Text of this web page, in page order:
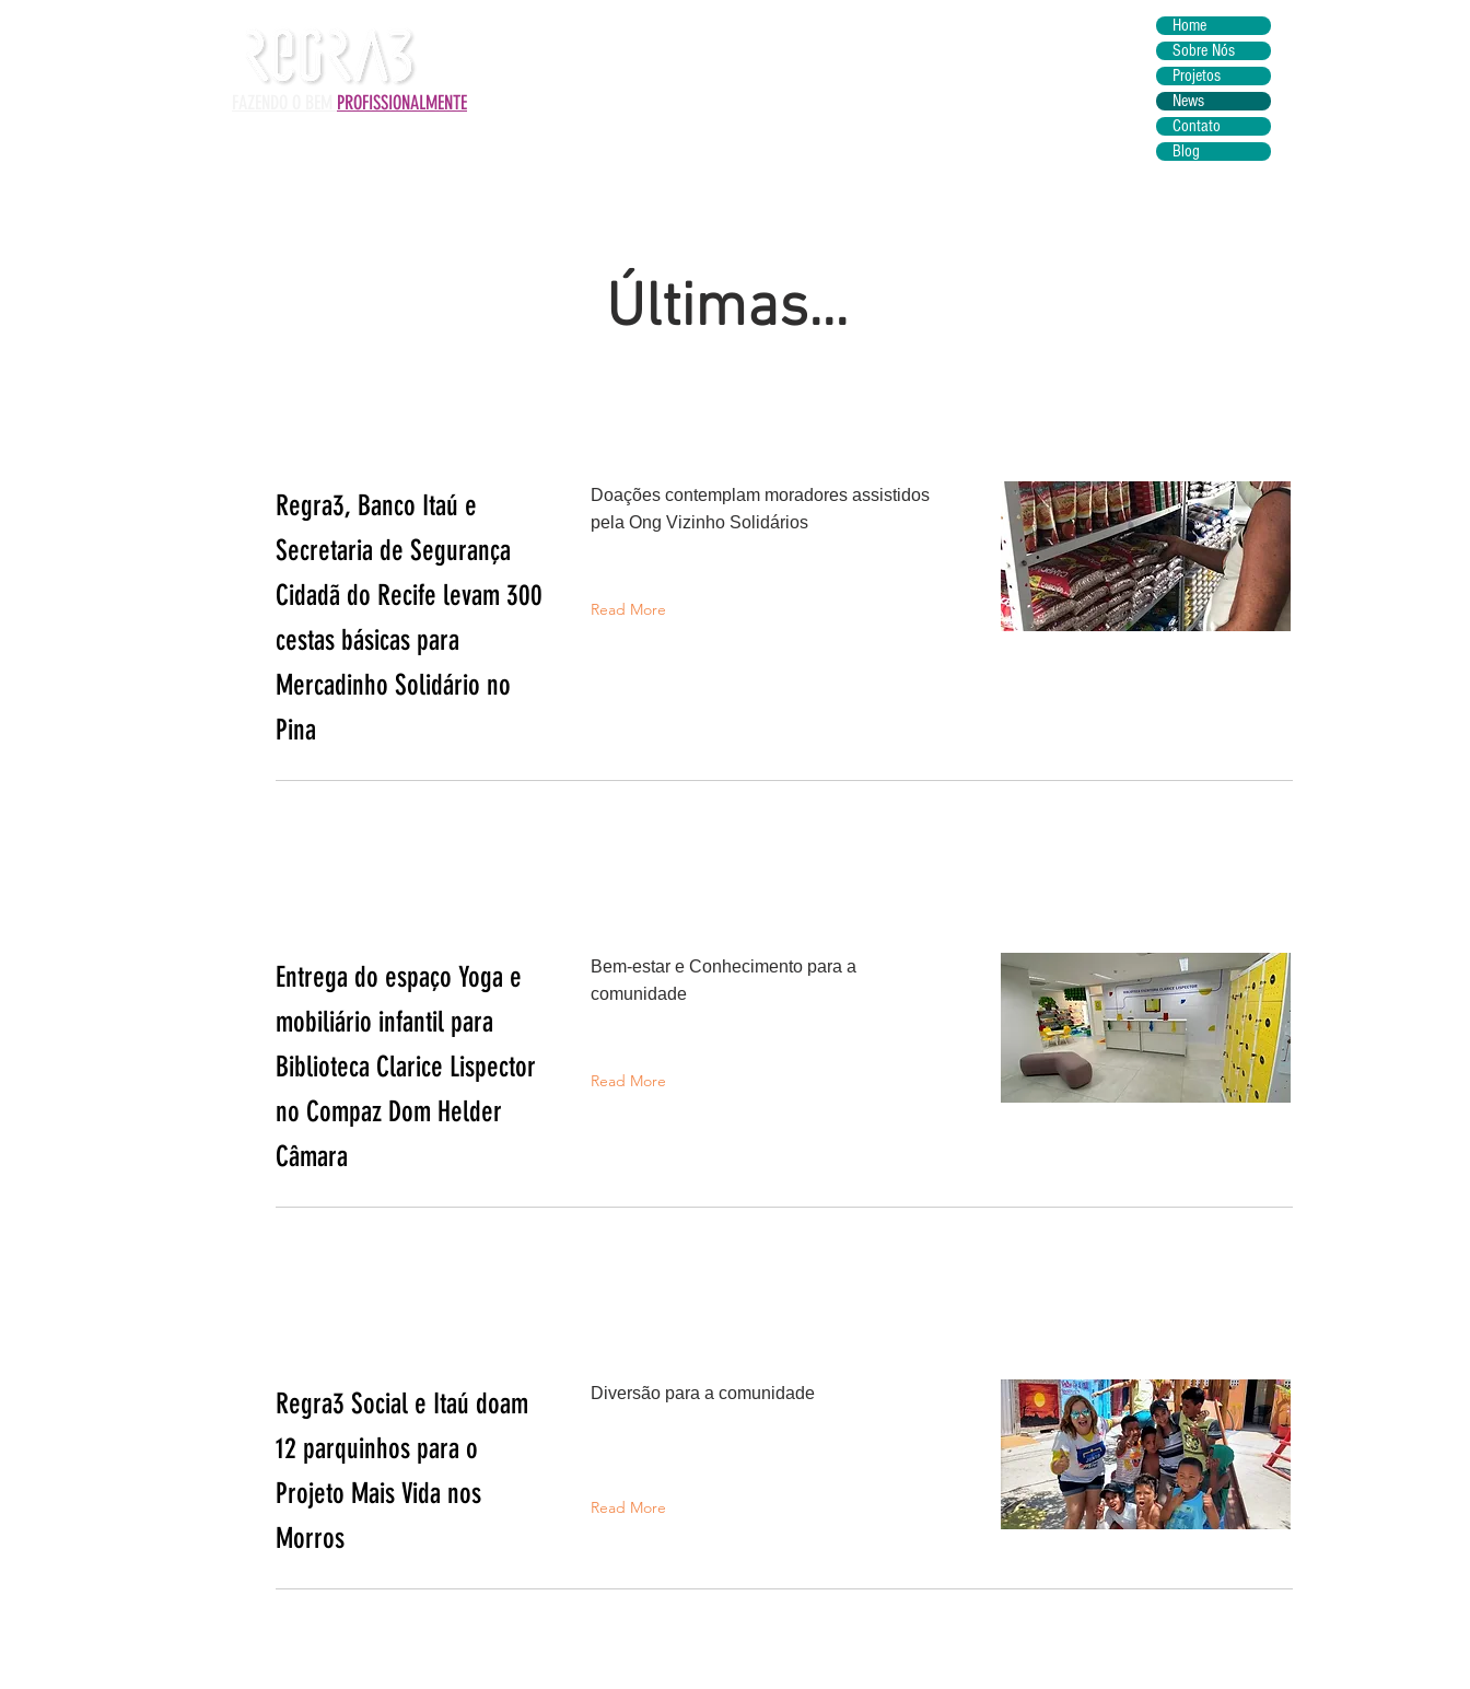
PROFISSIONALMENTE
Home
Sobre Nós
Projetos
News
Contato
Blog
Últimas...
Regra3, Banco Itaú e
Secretaria de Segurança
Cidadã do Recife levam 300
cestas básicas para
Mercadinho Solidário no
Pina
Doações contemplam moradores assistidos
pela Ong Vizinho Solidários
Read More
Entrega do espaço Yoga e
mobiliário infantil para
Biblioteca Clarice Lispector
no Compaz Dom Helder
Câmara
Bem-estar e Conhecimento para a
comunidade
Read More
Regra3 Social e Itaú doam
12 parquinhos para o
Projeto Mais Vida nos
Morros
Diversão para a comunidade
Read More